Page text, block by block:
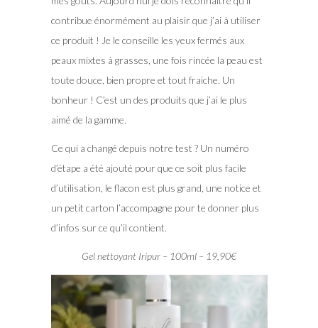
contribue énormément au plaisir que j’ai à utiliser
ce produit ! Je le conseille les yeux fermés aux
peaux mixtes à grasses, une fois rincée la peau est
toute douce, bien propre et tout fraiche. Un
bonheur ! C’est un des produits que j’ai le plus
aimé de la gamme.
Ce qui a changé depuis notre test ? Un numéro
d’étape a été ajouté pour que ce soit plus facile
d’utilisation, le flacon est plus grand, une notice et
un petit carton l’accompagne pour te donner plus
d’infos sur ce qu’il contient.
Gel nettoyant Iripur – 100ml – 19,90€